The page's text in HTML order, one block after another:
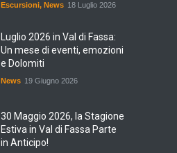
Escursioni, News 18 Luglio 2026
Luglio 2026 in Val di Fassa:
Un mese di eventi, emozioni
e Dolomiti
News 19 Giugno 2026
30 Maggio 2026, la Stagione
Estiva in Val di Fassa Parte
in Anticipo!